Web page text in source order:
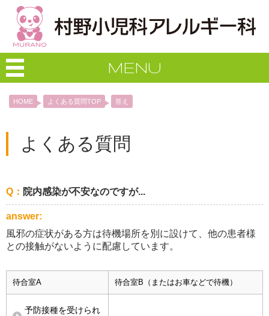
MENU
HOME よくある質問TOP 答え
よくある質問
Q： 院内感染が不安なのですが...
answer:
風邪の症状がある方は待機場所を別に設けて、他の患者様
との接触がないように配慮しています。
待合室A 待合室B（またはお車などで待機）
予防接種を受けられ